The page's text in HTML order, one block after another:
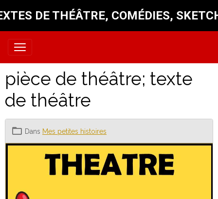
DE THÉÂTRE, COMÉDIES,
pièce de théâtre; texte
de théâtre
Dans Mes petites histoires